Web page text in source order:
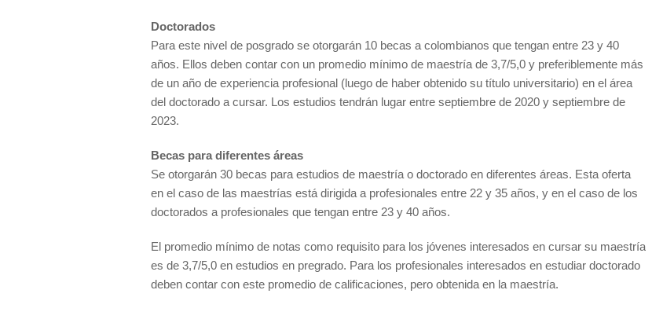
Doctorados
Para este nivel de posgrado se otorgarán 10 becas a colombianos que tengan entre 23 y 40
años. Ellos deben contar con un promedio mínimo de maestría de 3,7/5,0 y preferiblemente más
de un año de experiencia profesional (luego de haber obtenido su título universitario) en el área
del doctorado a cursar. Los estudios tendrán lugar entre septiembre de 2020 y septiembre de
2023.
Becas para diferentes áreas
Se otorgarán 30 becas para estudios de maestría o doctorado en diferentes áreas. Esta oferta
en el caso de las maestrías está dirigida a profesionales entre 22 y 35 años, y en el caso de los
doctorados a profesionales que tengan entre 23 y 40 años.
El promedio mínimo de notas como requisito para los jóvenes interesados en cursar su maestría
es de 3,7/5,0 en estudios en pregrado. Para los profesionales interesados en estudiar doctorado
deben contar con este promedio de calificaciones, pero obtenida en la maestría.